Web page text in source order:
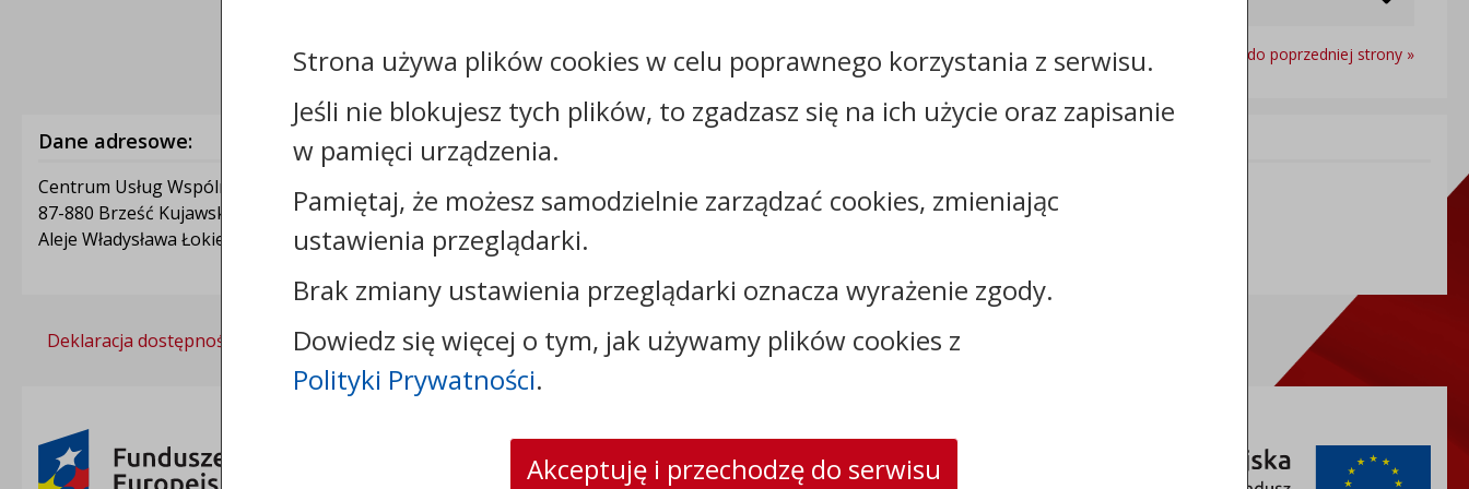
Powrót do poprzedniej strony »
Dane adresowe:
Centrum Usług Wspólnych w Brześciu Kujawskim
87-880 Brześć Kujawski
Aleje Władysława Łokietka 1A
Kontakt:
+48542316323
e-mail:oswiata@brzesckujawski.pl
skrytka ePUAP: /CUW_B_K/Skrytka_ESP/
NIP: 8883127676
REGON: 365968664
Deklaracja dostępności Polityka prywatności
Strona używa plików cookies w celu poprawnego korzystania z serwisu.
Jeśli nie blokujesz tych plików, to zgadzasz się na ich użycie oraz zapisanie
w pamięci urządzenia.
Pamiętaj, że możesz samodzielnie zarządzać cookies, zmieniając
ustawienia przeglądarki.
Brak zmiany ustawienia przeglądarki oznacza wyrażenie zgody.
Dowiedz się więcej o tym, jak używamy plików cookies z
Polityki Prywatności.
Akceptuję i przechodzę do serwisu